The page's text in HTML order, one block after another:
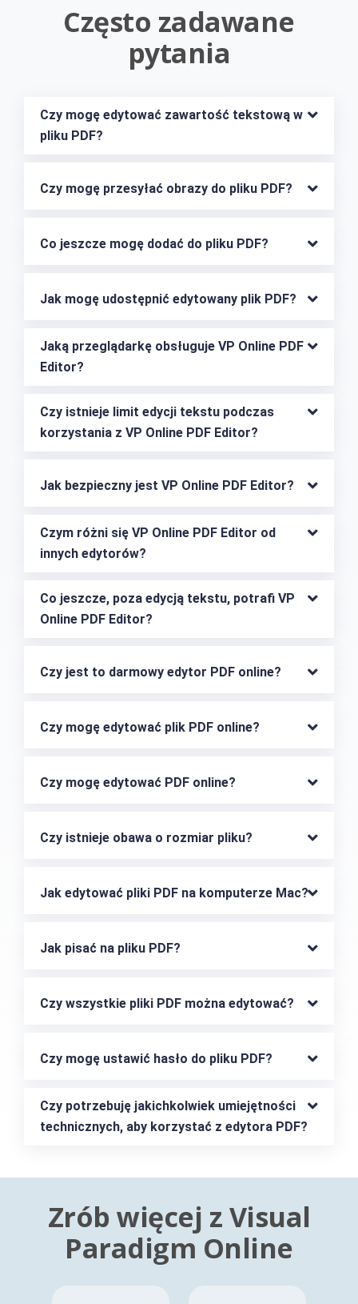
Często zadawane
pytania
Czy mogę edytować zawartość tekstową w
pliku PDF?
Czy mogę przesyłać obrazy do pliku PDF?
Co jeszcze mogę dodać do pliku PDF?
Jak mogę udostępnić edytowany plik PDF?
Jaką przeglądarkę obsługuje VP Online PDF
Editor?
Czy istnieje limit edycji tekstu podczas
korzystania z VP Online PDF Editor?
Jak bezpieczny jest VP Online PDF Editor?
Czym różni się VP Online PDF Editor od
innych edytorów?
Co jeszcze, poza edycją tekstu, potrafi VP
Online PDF Editor?
Czy jest to darmowy edytor PDF online?
Czy mogę edytować plik PDF online?
Czy mogę edytować PDF online?
Czy istnieje obawa o rozmiar pliku?
Jak edytować pliki PDF na komputerze Mac?
Jak pisać na pliku PDF?
Czy wszystkie pliki PDF można edytować?
Czy mogę ustawić hasło do pliku PDF?
Czy potrzebuję jakichkolwiek umiejętności
technicznych, aby korzystać z edytora PDF?
Zrób więcej z Visual
Paradigm Online